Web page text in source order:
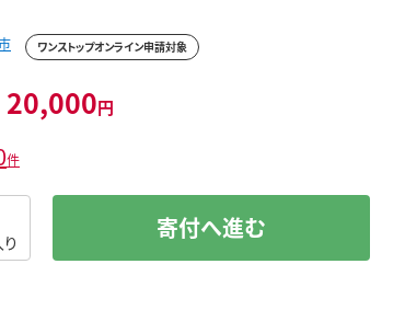
ワンストップオンライン申請対象
20,000円
件
寄付へ進む